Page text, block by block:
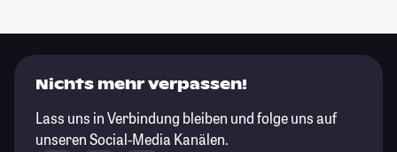
Nichts mehr verpassen!
Lass uns in Verbindung bleiben und folge uns auf
unseren Social-Media Kanälen.